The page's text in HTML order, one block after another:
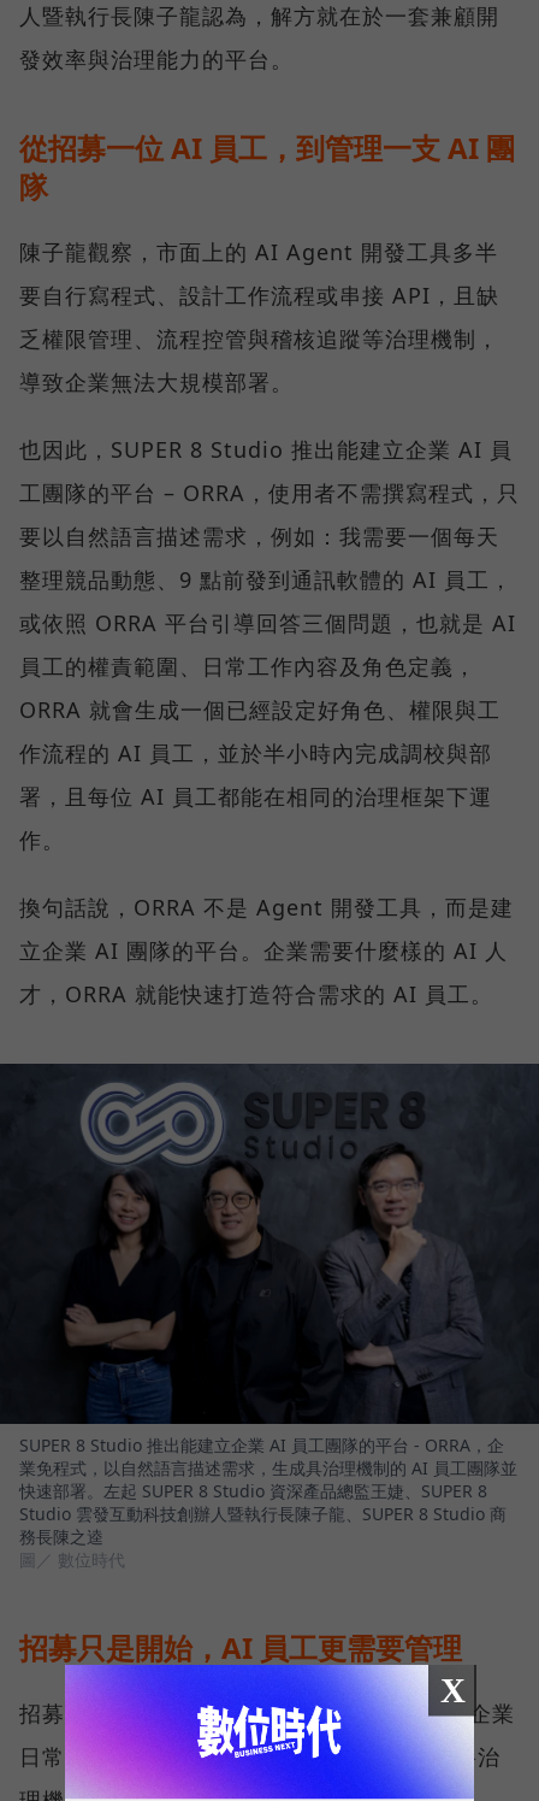
人暨執行長陳子龍認為，解方就在於一套兼顧開
發效率與治理能力的平台。
從招募一位 AI 員工，到管理一支 AI 團
隊
陳子龍觀察，市面上的 AI Agent 開發工具多半
要自行寫程式、設計工作流程或串接 API，且缺
乏權限管理、流程控管與稽核追蹤等治理機制，
導致企業無法大規模部署。
也因此，SUPER 8 Studio 推出能建立企業 AI 員
工團隊的平台 – ORRA，使用者不需撰寫程式，只
要以自然語言描述需求，例如：我需要一個每天
整理競品動態、9 點前發到通訊軟體的 AI 員工，
或依照 ORRA 平台引導回答三個問題，也就是 AI
員工的權責範圍、日常工作內容及角色定義，
ORRA 就會生成一個已經設定好角色、權限與工
作流程的 AI 員工，並於半小時內完成調校與部
署，且每位 AI 員工都能在相同的治理框架下運
作。
換句話說，ORRA 不是 Agent 開發工具，而是建
立企業 AI 團隊的平台。企業需要什麼樣的 AI 人
才，ORRA 就能快速打造符合需求的 AI 員工。
SUPER 8 Studio 推出能建立企業 AI 員工團隊的平台 - ORRA，企
業免程式，以自然語言描述需求，生成具治理機制的 AI 員工團隊並
快速部署。左起 SUPER 8 Studio 資深產品總監王婕、SUPER 8
Studio 雲發互動科技創辦人暨執行長陳子龍、SUPER 8 Studio 商
務長陳之逵
圖／ 數位時代
招募只是開始，AI 員工更需要管理
招募只是第一步。真正決定 AI 員工能否進入企業
日常營運的關鍵，在於治理。為此，ORRA 將治
X